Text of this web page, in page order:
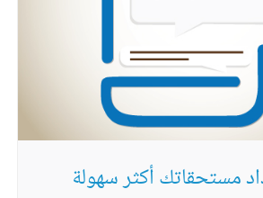
مستحقاتك أكثر سهولة